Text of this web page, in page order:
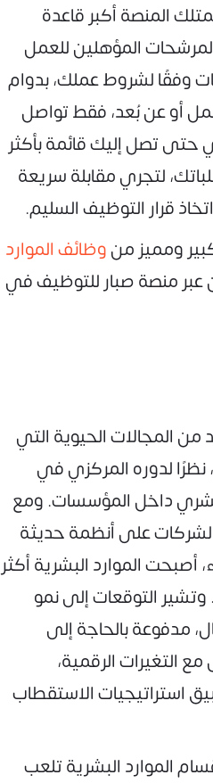
المنصة أكبر قاعدة
المؤهلين للعمل
وفقًا لشروط عملك، بدوام
أو عن بُعد، فقط تواصل
حتى تصل إليك قائمة بأكثر
لتجري مقابلة سريعة
قرار التوظيف السليم.
ومميز منوظائف الموارد
عبر منصة صبار للتوظيف في
المجالات الحيوية التي
نظرًا لدوره المركزي في
داخل المؤسسات. ومع
الشركات على أنظمة حديثة
أصبحت الموارد البشرية أكثر
التوقعات إلى نمو
مدفوعة بالحاجة إلى
التغيرات الرقمية،
استراتيجيات الاستقطاب
الموارد البشرية تلعب